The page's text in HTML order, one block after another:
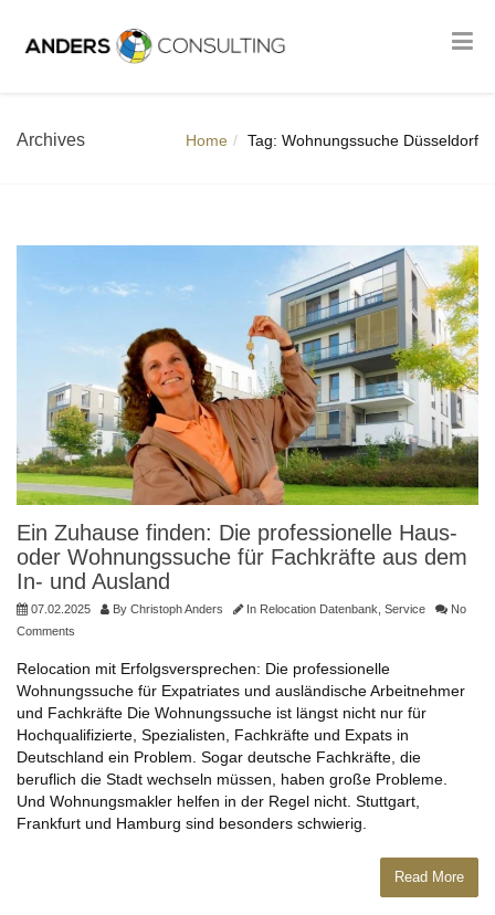
Archives Home Tag: Wohnungssuche Düsseldorf
Ein Zuhause finden: Die professionelle Haus-
oder Wohnungssuche für Fachkräfte aus dem
In- und Ausland
07.02.2025 By Christoph Anders In Relocation Datenbank Service
No
Comments
Relocation mit Erfolgsversprechen: Die professionelle
Wohnungssuche für Expatriates und ausländische Arbeitnehmer
und Fachkräfte Die Wohnungssuche ist längst nicht nur für
Hochqualifizierte, Spezialisten, Fachkräfte und Expats in
Deutschland ein Problem. Sogar deutsche Fachkräfte, die
beruflich die Stadt wechseln müssen, haben große Probleme.
Und Wohnungsmakler helfen in der Regel nicht. Stuttgart,
Frankfurt und Hamburg sind besonders schwierig.
Read More